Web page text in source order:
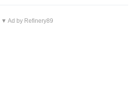
▼ Ad by Refinery89